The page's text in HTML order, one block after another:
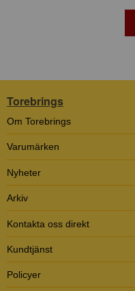
Torebrings
Om Torebrings
Varumärken
Nyheter
Arkiv
Kontakta oss direkt
Kundtjänst
Policyer